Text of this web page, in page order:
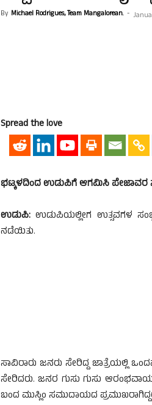
By Michael Rodrigues, Team Mangalorean. -
Spread the love
ಭಟ್ಕಳದಿಂದ ಉಡುಪಿಗೆ ಆಗಮಿಸಿ ಪೇಜಾವರ
ಉಡುಪಿ: ಉಡುಪಿಯಲ್ಲೀಗ ಉತ್ಸವಗಳ
ನಡೆಯಿತು.
ಸಾವಿರಾರು ಜನರು ಸೇರಿದ್ದ ಜಾತ್ರೆಯಲ್ಲಿ
ಸೇರಿದರು. ಜನರ ಗುಸು ಗುಸು
ಬಂದ ಮುಸ್ಲಿಂ ಸಮುದಾಯದ